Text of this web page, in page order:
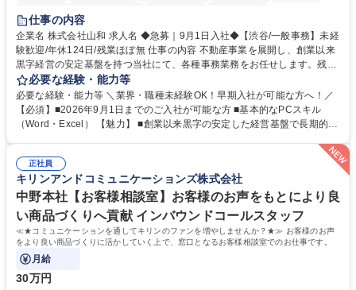
育休あり 完全週休2日制
仕事の内容
企業名 株式会社山和 求人名 ◆急募｜9月1日入社◆【渋谷/一般事務】未経
験歓迎/年休124日/残業ほぼ無 仕事の内容 不動産事業を展開し、創業以来
黒字経営の安定基盤を持つ当社にて、各種事務業務をお任せします。残業
がほぼ発生せず、連続した日程の有給取得が可能なため、WLBを整えたい
方にお勧めの環境です！ 入社後はOJTを通じて丁寧に研修を行いますの
で、事務未経験の方でも安心して臨むことができます。 【業務詳細】■電
話・来客対応 ■物件の鍵や社内の備品管理 ■データ入力や書類作成 ■契約
必要な経験・能力等
必要な経験・能力等 ＼業界・職種未経験OK！早期入社が可能な方へ！／
【必須】■2026年9月1日までのご入社が可能な方 ■基本的なPCスキル
（Word・Excel） 【魅力】 ■創業以来黒字の安定した経営基盤で長期的に
両立が可能 ■有給取得を積極的に推奨、年間10日程度の取得実績 ■1ヶ月
のOJTで業務を習得可能、未経験でもしっかりサポート 学歴・資格 学
歴：大学院 大学 高専 短大 語学力： 資格：
正社員
キリンアンドコミュニケーションズ株式会社
中野本社【お客様相談室】お客様のお声をもとにより良
い商品づくりへ貢献 インバウンドコールスタッフ
≪★コミュニケーションを通してキリンのファンを増やしませんか？★≫ お客様のお声
をより良い商品づくりに活かしていく上で、窓口となるお客様相談室でのお仕事です。
月給
30万円